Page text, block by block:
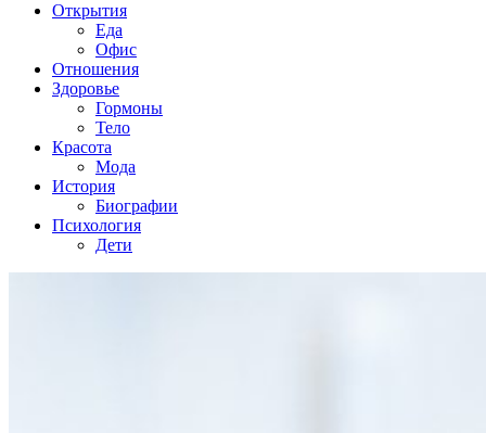
Открытия
Еда
Офис
Отношения
Здоровье
Гормоны
Тело
Красота
Мода
История
Биографии
Психология
Дети